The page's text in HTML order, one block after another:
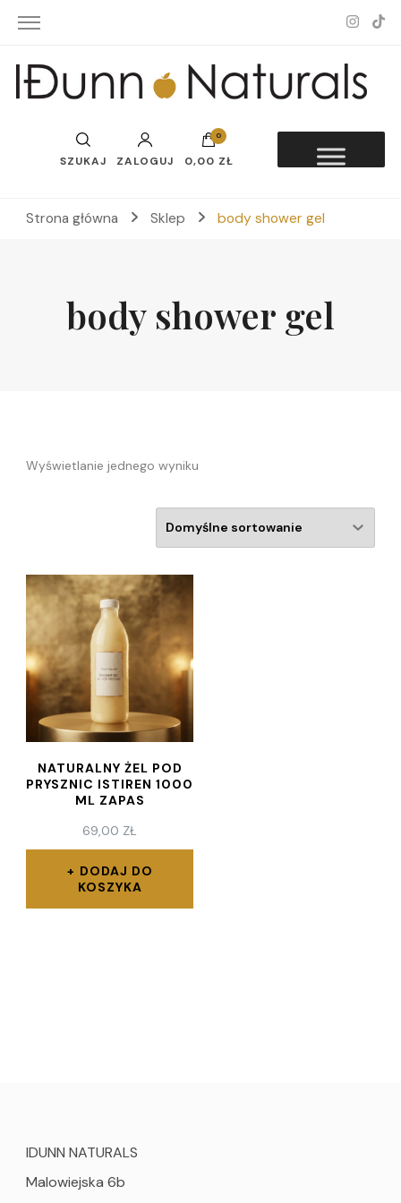
Idunn-Naturals
SZUKAJ ZALOGUJ
0
0,00 ZŁ
Strona główna Sklep body shower gel
body shower gel
Wyświetlanie jednego wyniku
NATURALNY ŻEL POD
PRYSZNIC ISTIREN 1000
ML ZAPAS
69,00 ZŁ
DODAJ DO
KOSZYKA
IDUNN NATURALS
Malowiejska 6b